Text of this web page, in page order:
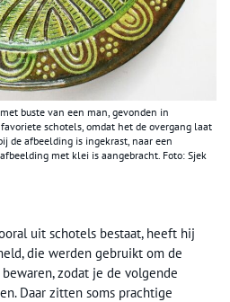
buste van een man, gevonden in
favoriete schotels, omdat het de overgang laat
de afbeelding is ingekrast, naar een
met klei is aangebracht. Foto: Sjek
uit schotels bestaat, heeft hij
die werden gebruikt om de
zodat je de volgende
Daar zitten soms prachtige